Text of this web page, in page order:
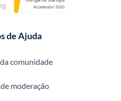
de Ajuda
comunidade
moderação